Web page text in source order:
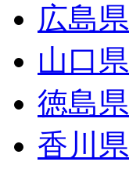
広島県
山口県
徳島県
香川県